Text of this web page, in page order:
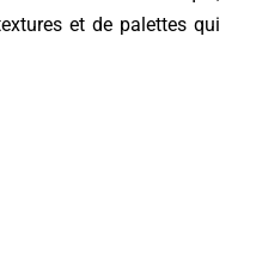
et de palettes qui